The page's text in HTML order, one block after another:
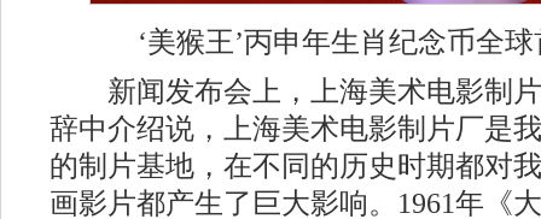
‘美猴王’丙申年生肖纪念币全
新闻发布会上，上海美术电影制片
辞中介绍说，上海美术电影制片厂是
的制片基地，在不同的历史时期都对
画影片都产生了巨大影响。1961年《